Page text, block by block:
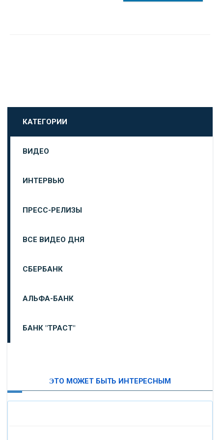
КАТЕГОРИИ
ВИДЕО
ИНТЕРВЬЮ
ПРЕСС-РЕЛИЗЫ
ВСЕ ВИДЕО ДНЯ
СБЕРБАНК
АЛЬФА-БАНК
БАНК "ТРАСТ"
ЭТО МОЖЕТ БЫТЬ ИНТЕРЕСНЫМ